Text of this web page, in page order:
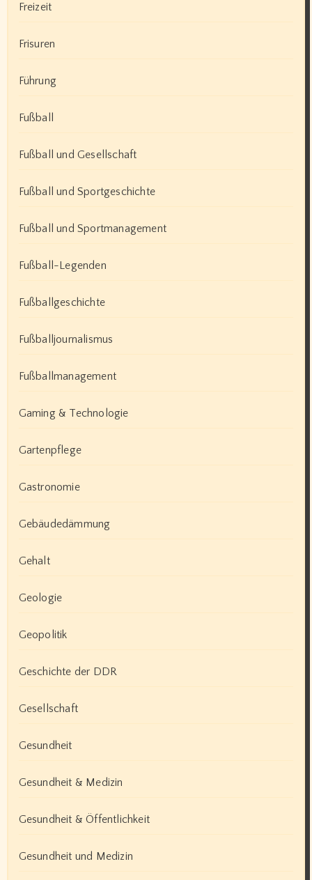
Freizeit
Frisuren
Führung
Fußball
Fußball und Gesellschaft
Fußball und Sportgeschichte
Fußball und Sportmanagement
Fußball-Legenden
Fußballgeschichte
Fußballjournalismus
Fußballmanagement
Gaming & Technologie
Gartenpflege
Gastronomie
Gebäudedämmung
Gehalt
Geologie
Geopolitik
Geschichte der DDR
Gesellschaft
Gesundheit
Gesundheit & Medizin
Gesundheit & Öffentlichkeit
Gesundheit und Medizin